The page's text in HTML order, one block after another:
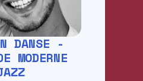
DANSE -
MODERNE